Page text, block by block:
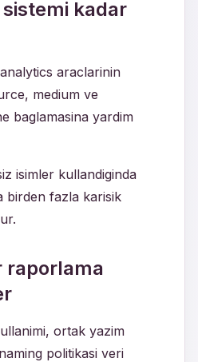
kadar
araclarinin
medium ve
baglamasina yardim
isimler kullandiginda
birden fazla karisik
raporlama
ortak yazim
politikasi veri